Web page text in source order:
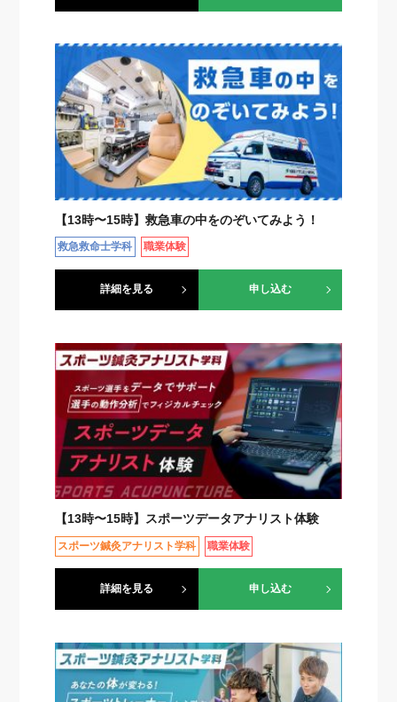
【13時〜15時】救急車の中をのぞいてみよう！
救急救命士学科 職業体験
詳細を見る 申し込む
【13時〜15時】スポーツデータアナリスト体験
スポーツ鍼灸アナリスト学科 職業体験
詳細を見る 申し込む